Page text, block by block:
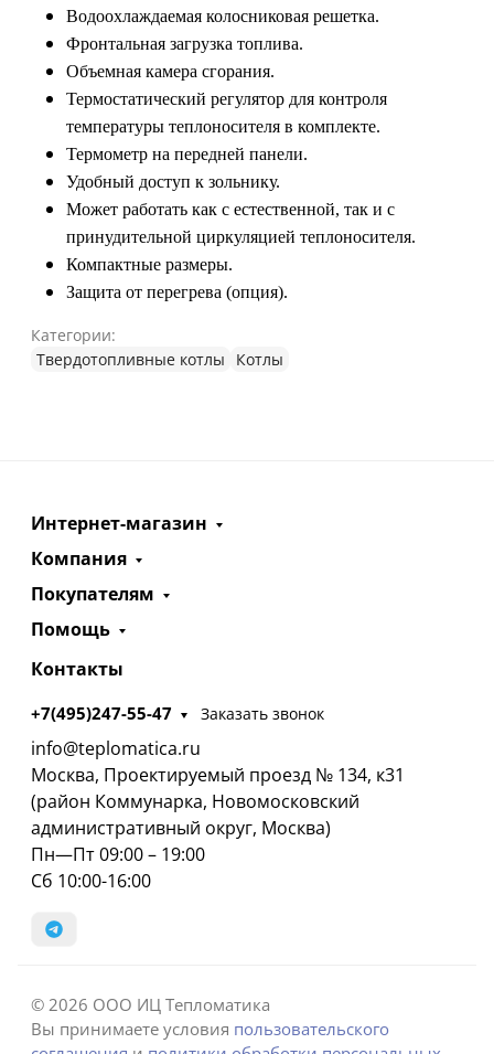
Водоохлаждаемая колосниковая решетка.
Фронтальная загрузка топлива.
Объемная камера сгорания.
Термостатический регулятор для контроля
температуры теплоносителя в комплекте.
Термометр на передней панели.
Удобный доступ к зольнику.
Может работать как с естественной, так и с
принудительной циркуляцией теплоносителя.
Компактные размеры.
Защита от перегрева (опция).
Категории:
Твердотопливные котлы
Котлы
Интернет-магазин
Компания
Покупателям
Помощь
Контакты
+7(495)247-55-47 Заказать звонок
info@teplomatica.ru
Москва, Проектируемый проезд № 134, к31
(район Коммунарка, Новомосковский
административный округ, Москва)
Пн—Пт 09:00 – 19:00
Сб 10:00-16:00
© 2026 ООО ИЦ Тепломатика
Вы принимаете условия пользовательского